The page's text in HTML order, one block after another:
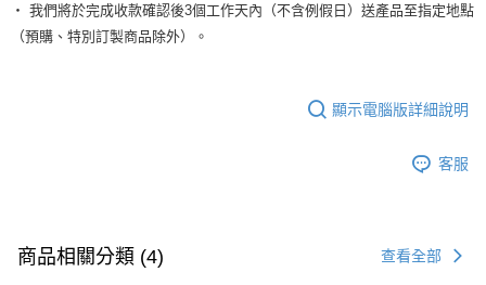
‧ 我們將於完成收款確認後3個工作天內（不含例假日）送產品至指定地點
（預購、特別訂製商品除外）。
顯示電腦版詳細說明
客服
商品相關分類 (4) 查看全部